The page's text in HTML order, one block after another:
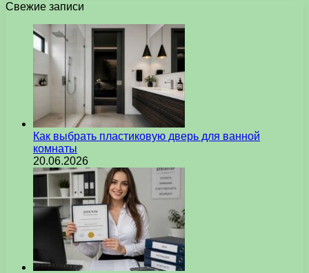
Свежие записи
Как выбрать пластиковую дверь для ванной
комнаты
20.06.2026